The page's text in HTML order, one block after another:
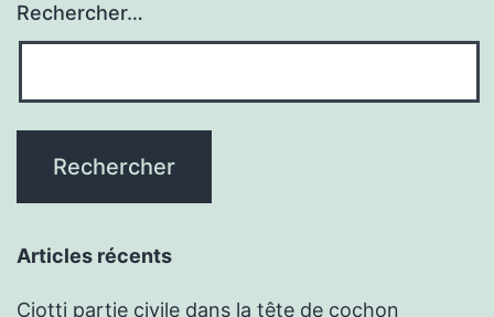
Rechercher…
Articles récents
Ciotti partie civile dans la tête de cochon